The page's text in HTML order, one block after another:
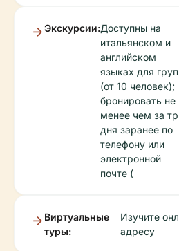
Экскурсии:Доступны на
итальянском и
английском
языках для
(от 10 человек);
бронировать не
менее чем за
дня заранее по
телефону или
электронной
почте (
Виртуальные
туры:
Изучите
адресу